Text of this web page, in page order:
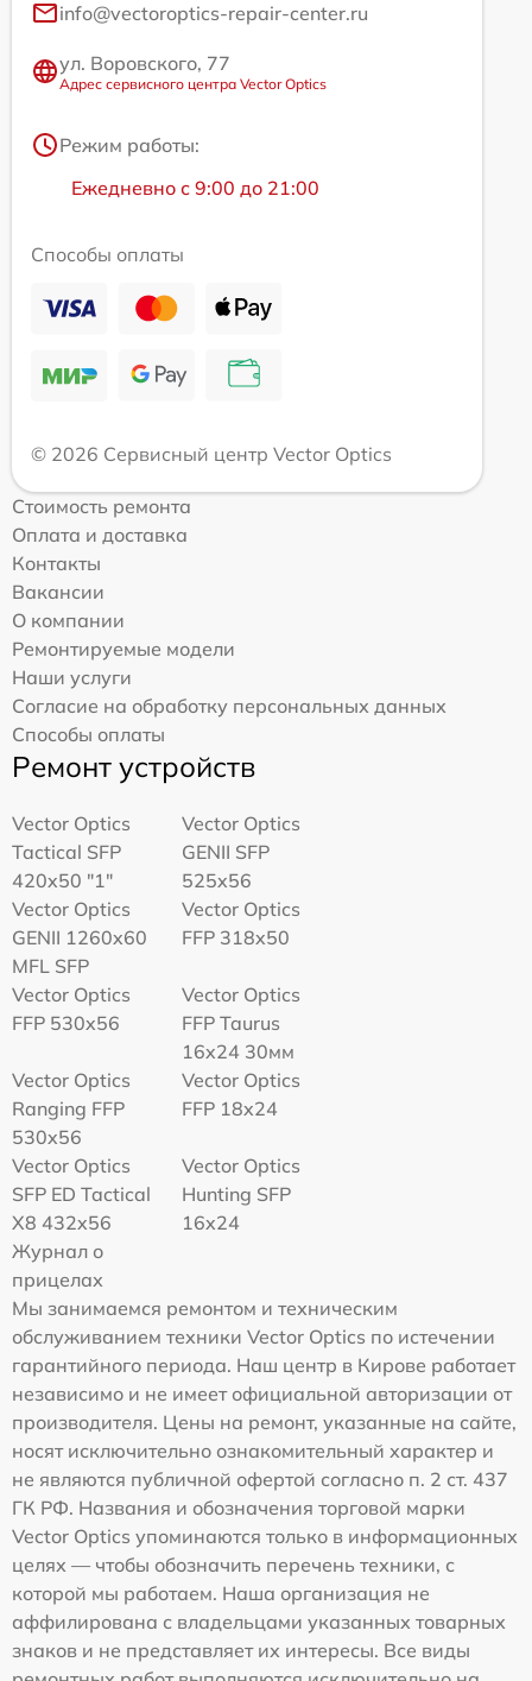
info@vectoroptics-repair-center.ru
ул. Воровского, 77
Адрес сервисного центра Vector Optics
Режим работы:
Ежедневно с 9:00 до 21:00
Способы оплаты
© 2026 Сервисный центр Vector Optics
Стоимость ремонта
Оплата и доставка
Контакты
Вакансии
О компании
Ремонтируемые модели
Наши услуги
Согласие на обработку персональных данных
Способы оплаты
Ремонт устройств
Vector Optics
Tactical SFP
420x50 "1"
Vector Optics
GENII SFP
525x56
Vector Optics
GENII 1260x60
MFL SFP
Vector Optics
FFP 318x50
Vector Optics
FFP 530x56
Vector Optics
FFP Taurus
16x24 30мм
Vector Optics
Ranging FFP
530x56
Vector Optics
FFP 18x24
Vector Optics
SFP ED Tactical
X8 432x56
Vector Optics
Hunting SFP
16x24
Журнал о
прицелах
Мы занимаемся ремонтом и техническим
обслуживанием техники Vector Optics по истечении
гарантийного периода. Наш центр в Кирове работает
независимо и не имеет официальной авторизации от
производителя. Цены на ремонт, указанные на сайте,
носят исключительно ознакомительный характер и
не являются публичной офертой согласно п. 2 ст. 437
ГК РФ. Названия и обозначения торговой марки
Vector Optics упоминаются только в информационных
целях — чтобы обозначить перечень техники, с
которой мы работаем. Наша организация не
аффилирована с владельцами указанных товарных
знаков и не представляет их интересы. Все виды